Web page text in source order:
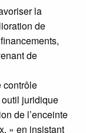
la
de
de
contrôle
outil juridique
de l’enceinte
» en insistant